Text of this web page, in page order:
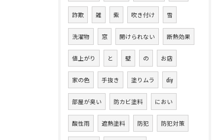
詐欺 雑 紫 吹き付け 雪
洗濯物 窓 開けられない 断熱効果
値上がり と 壁 の お店
家の色 手抜き 塗りムラ diy
部屋が臭い 防カビ塗料 におい
酸性雨 遮熱塗料 防犯 防犯対策